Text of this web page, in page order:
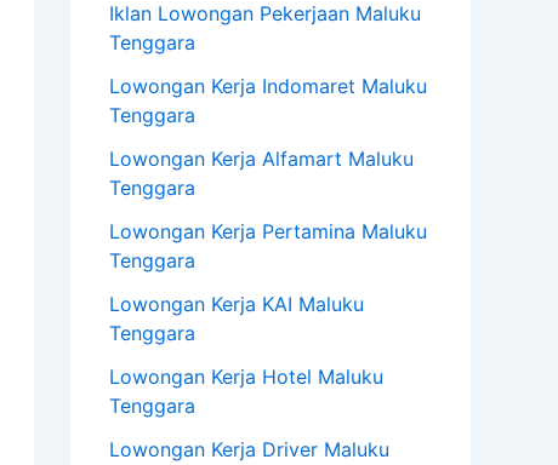
Iklan Lowongan Pekerjaan Maluku
Tenggara
Lowongan Kerja Indomaret Maluku
Tenggara
Lowongan Kerja Alfamart Maluku
Tenggara
Lowongan Kerja Pertamina Maluku
Tenggara
Lowongan Kerja KAI Maluku
Tenggara
Lowongan Kerja Hotel Maluku
Tenggara
Lowongan Kerja Driver Maluku